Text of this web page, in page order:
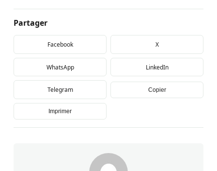
Partager
Facebook X
WhatsApp LinkedIn
Telegram Copier
Imprimer